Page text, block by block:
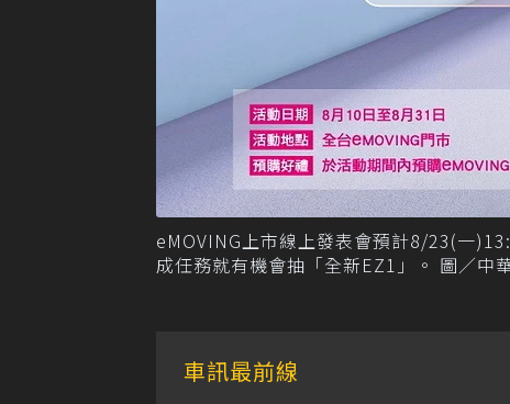
eMOVING上市線上發表會預計8/23(一
成任務就有機會抽「全新EZ1」。 圖／中
車訊最前線